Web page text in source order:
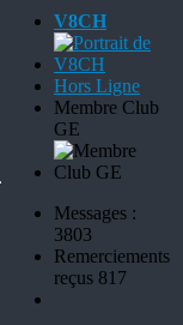
V8CH
Hors Ligne
Membre Club
GE
Messages :
3803
Remerciements
reçus 817